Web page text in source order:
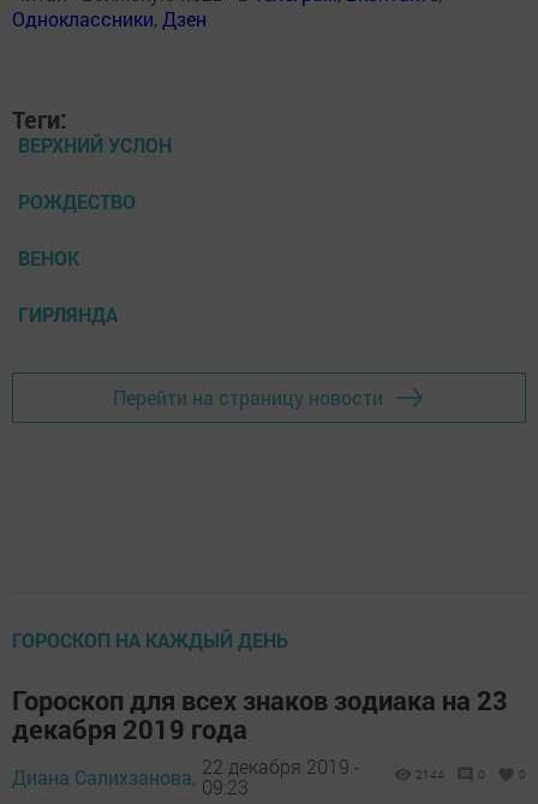
Одноклассники, Дзен
Теги:
ВЕРХНИЙ УСЛОН
РОЖДЕСТВО
ВЕНОК
ГИРЛЯНДА
Перейти на страницу новости
ГОРОСКОП НА КАЖДЫЙ ДЕНЬ
Гороскоп для всех знаков зодиака на 23
декабря 2019 года
Диана Салихзанова, 22 декабря 2019 -
09:23
2144 0 0